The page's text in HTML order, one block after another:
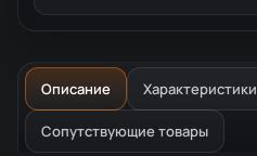
Описание Характеристики
Сопутствующие товары